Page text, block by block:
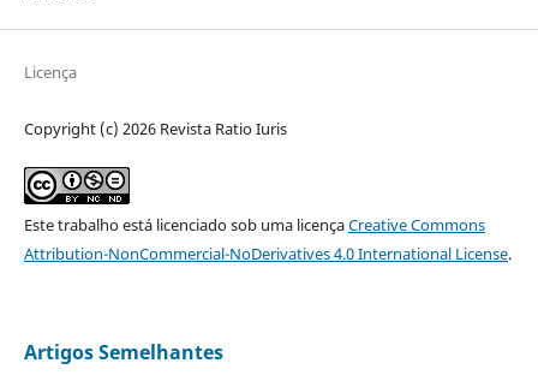
Licença
Copyright (c) 2026 Revista Ratio Iuris
Este trabalho está licenciado sob uma licençaCreative Commons
Attribution-NonCommercial-NoDerivatives 4.0 International License.
Artigos Semelhantes